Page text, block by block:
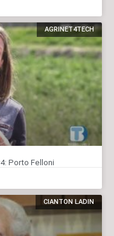
AGRINET4TECH
Porto Felloni
CIANTON LADIN